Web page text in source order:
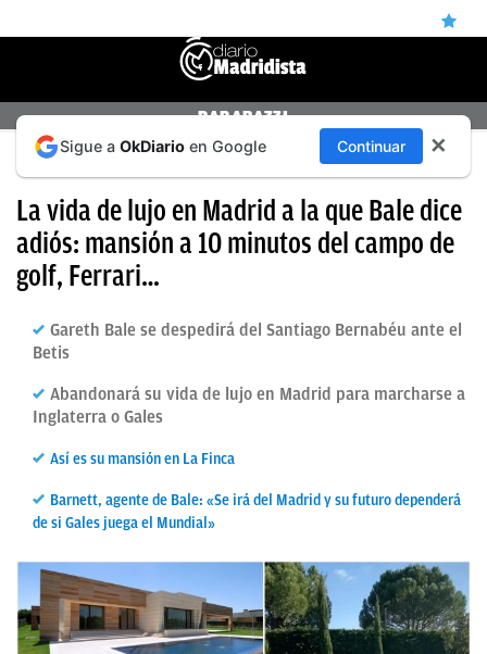
ÚLTIMAS
NOTICIAS
MADRID
BALONCESTO
FICHAJES
DIRECTO
OKDIARIO
PAPARAZZI
UN ADIÓS POR LA PUERTA DE ATRÁS
La vida de lujo en Madrid a la que Bale dice
adiós: mansión a 10 minutos del campo de
golf, Ferrari…
Gareth Bale se despedirá del Santiago Bernabéu ante el
Betis
Abandonará su vida de lujo en Madrid para marcharse a
Inglaterra o Gales
Así es su mansión en La Finca
Barnett, agente de Bale: «Se irá del Madrid y su futuro dependerá
de si Gales juega el Mundial»
Sigue a OkDiario en Google Continuar ✕